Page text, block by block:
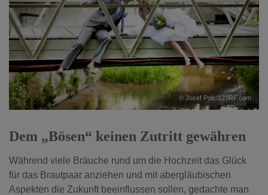
© Jozef Polc/123RF.com
Dem „Bösen“ keinen Zutritt gewähren
Während viele Bräuche rund um die Hochzeit das Glück
für das Brautpaar anziehen und mit abergläubischen
Aspekten die Zukunft beeinflussen sollen, gedachte man